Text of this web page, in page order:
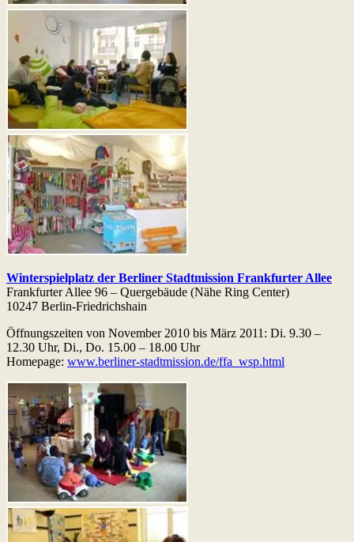
Winterspielplatz der Berliner Stadtmission Frankfurter Allee
Frankfurter Allee 96 – Quergebäude (Nähe Ring Center)
10247 Berlin-Friedrichshain
Öffnungszeiten von November 2010 bis März 2011: Di. 9.30 –
12.30 Uhr, Di., Do. 15.00 – 18.00 Uhr
Homepage: www.berliner-stadtmission.de/ffa_wsp.html